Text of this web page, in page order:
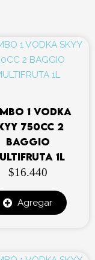
1 VODKA
750CC 2
BAGGIO
1L
$16.440
Agregar